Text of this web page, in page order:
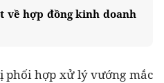
về hợp đồng kinh doanh
phối hợp xử lý vướng mắc